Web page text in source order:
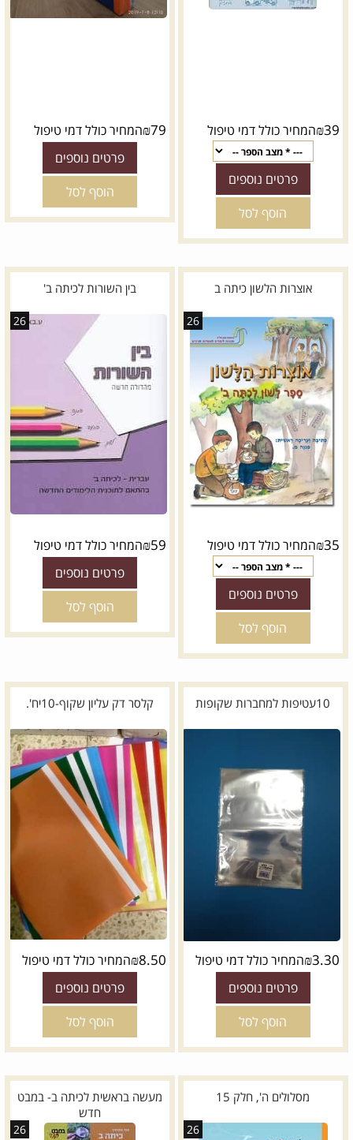
₪39 המחיר כולל דמי טיפול
פרטים נוספים
הוסף לסל
₪79 המחיר כולל דמי טיפול
פרטים נוספים
הוסף לסל
אוצרות הלשון כיתה ב
26
₪35 המחיר כולל דמי טיפול
פרטים נוספים
הוסף לסל
בין השורות לכיתה ב'
26
₪59 המחיר כולל דמי טיפול
פרטים נוספים
הוסף לסל
10עטיפות למחברות שקופות
₪3.30 המחיר כולל דמי טיפול
פרטים נוספים
הוסף לסל
קלסר דק עליון שקוף-10יח'.
₪8.50 המחיר כולל דמי טיפול
פרטים נוספים
הוסף לסל
מסלולים ה', חלק 15
26
מעשה בראשית לכיתה ב- במבט
חדש
26